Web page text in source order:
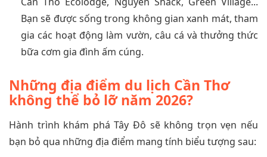
Bạn sẽ được sống trong không gian xanh mát, tham
gia các hoạt động làm vườn, câu cá và thưởng thức
bữa cơm gia đình ấm cúng.
Những địa điểm du lịch Cần Thơ
không thể bỏ lỡ năm 2026?
Hành trình khám phá Tây Đô sẽ không trọn vẹn nếu
bạn bỏ qua những địa điểm mang tính biểu tượng sau: